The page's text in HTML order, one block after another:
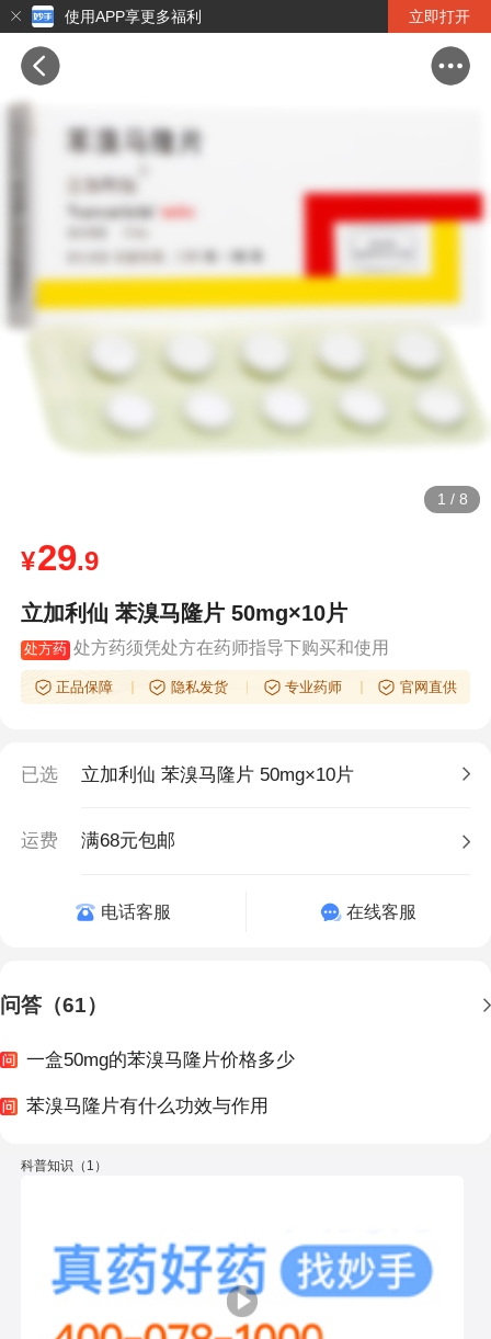
使用APP享更多福利 立即打开
1 / 8
¥29.9
立加利仙 苯溴马隆片 50mg×10片
处方药 处方药须凭处方在药师指导下购买和使用
正品保障 隐私发货 专业药师 官网直供
已选 立加利仙 苯溴马隆片 50mg×10片
运费 满68元包邮
电话客服 在线客服
问答（61）
一盒50mg的苯溴马隆片价格多少
苯溴马隆片有什么功效与作用
科普知识（1）